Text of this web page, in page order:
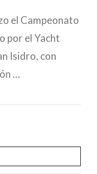
el Campeonato
por el Yacht
Isidro, con
…